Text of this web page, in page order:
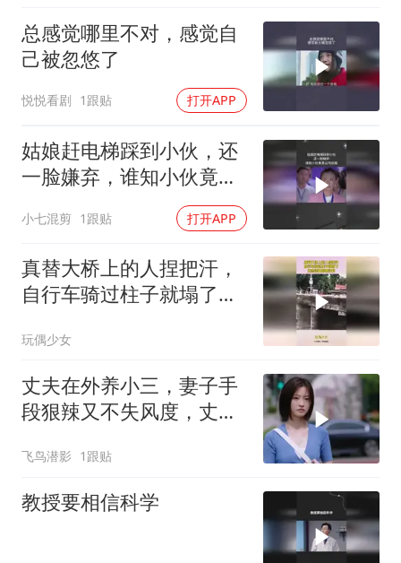
总感觉哪里不对，感觉自
己被忽悠了
悦悦看剧 1跟贴 打开APP
姑娘赶电梯踩到小伙，还
一脸嫌弃，谁知小伙竟是
小七混剪 1跟贴 打开APP
真替大桥上的人捏把汗，
自行车骑过柱子就塌了，
玩偶少女
丈夫在外养小三，妻子手
段狠辣又不失风度，丈夫
飞鸟潜影 1跟贴
教授要相信科学